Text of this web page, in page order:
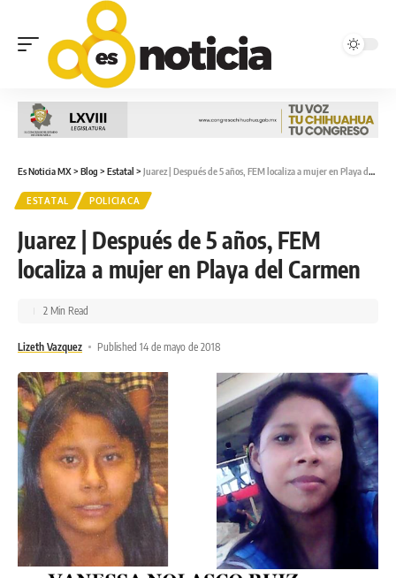
Es Noticia MX> Blog > Estatal > Juarez | Después de 5 años, FEM localiza a mujer en Playa del Carmen
ESTATAL POLICIACA
Juarez | Después de 5 años, FEM
localiza a mujer en Playa del Carmen
Lizeth Vazquez Published 14 de mayo de 2018
2 Min Read